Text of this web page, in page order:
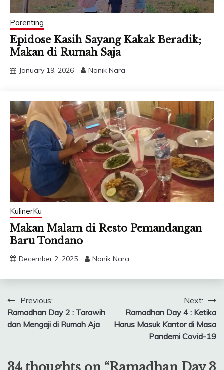
Parenting
Epidose Kasih Sayang Kakak Beradik;
Makan di Rumah Saja
January 19, 2026 Nanik Nara
KulinerKu
Makan Malam di Resto Pemandangan
Baru Tondano
December 2, 2025 Nanik Nara
Post
navigation
Previous:
Ramadhan Day 2 : Tarawih
dan Mengaji di Rumah Aja
Next:
Ramadhan Day 4 : Ketika
Harus Masuk Kantor di Masa
Pandemi Covid-19